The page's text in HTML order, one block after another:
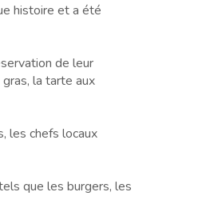
histoire et a été
de leur
la tarte aux
les chefs locaux
que les burgers, les